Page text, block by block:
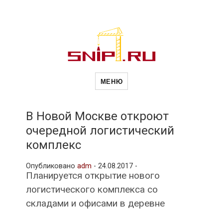
Новости
рубрики
МЕНЮ
В Новой Москве откроют
очередной логистический
комплекс
Опубликовано adm - 24.08.2017 -
Планируется открытие нового
логистического комплекса со
складами и офисами в деревне